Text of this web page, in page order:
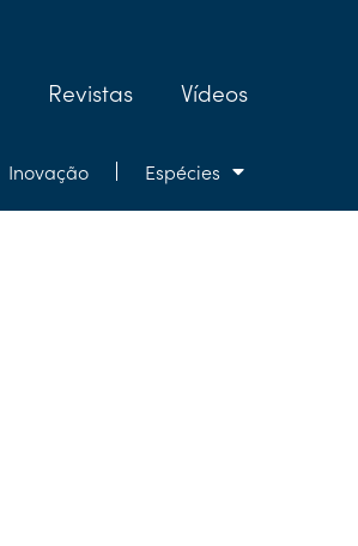
Revistas Vídeos
Inovação Espécies